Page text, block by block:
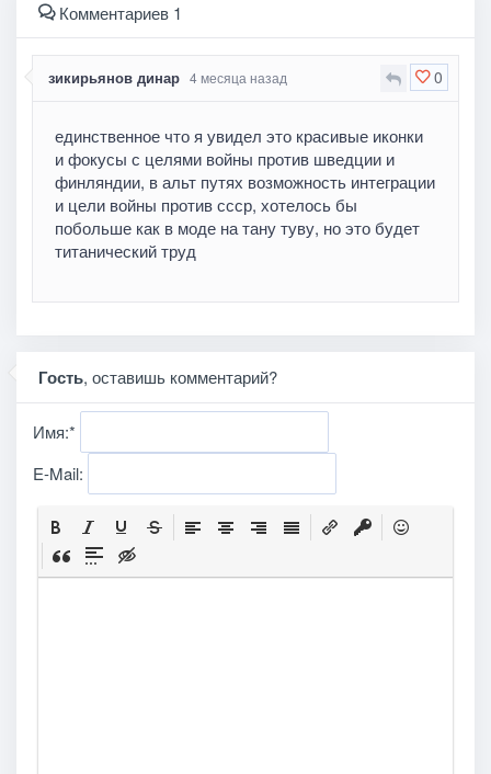
Комментариев 1
0
зикирьянов динар 4 месяца назад
единственное что я увидел это красивые иконки
и фокусы с целями войны против шведции и
финляндии, в альт путях возможность интеграции
и цели войны против ссср, хотелось бы
побольше как в моде на тану туву, но это будет
титанический труд
Гость, оставишь комментарий?
Имя:*
E-Mail: